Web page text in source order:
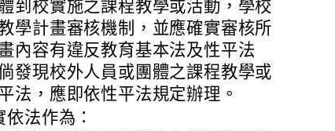
到校實施之課程教學或活動，學校
學計畫審核機制，並應確實審核所
內容有違反教育基本法及性平法
發現校外人員或團體之課程教學或
法，應即依性平法規定辦理。
法作為：